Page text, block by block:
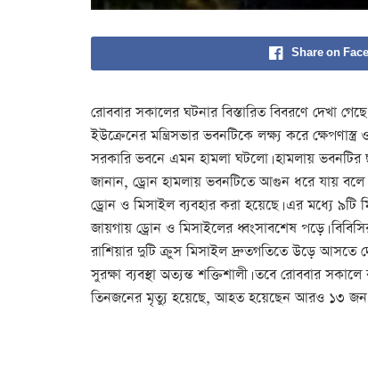
Share on
রোববার সকালের ঘটনার বিস্তারিত বিবরণে দেখা
ইউক্রেনের মন্ত্রিসভার ভবনটিকে লক্ষ্য করে
সরকারি ভবনে এমন হামলা ঘটলো। হামলায় ভবনটির
জানান, ড্রোন হামলায় ভবনটিতে আগুন ধরে যায় বলে
ড্রোন ও মিসাইল ব্যবহার করা হয়েছে। এর মধ্যে
জায়গায় ড্রোন ও মিসাইলের ধ্বংসাবশেষ পড়ে।
রাশিয়ার দুটি ক্রুস মিসাইল দ্রুতগতিতে উড়ে আসতে
সুরক্ষা ব্যবস্থা অত্যন্ত শক্তিশালী। তবে রোববার
তিনজনের মৃত্যু হয়েছে, আহত হয়েছেন আরও ১৩ জন।